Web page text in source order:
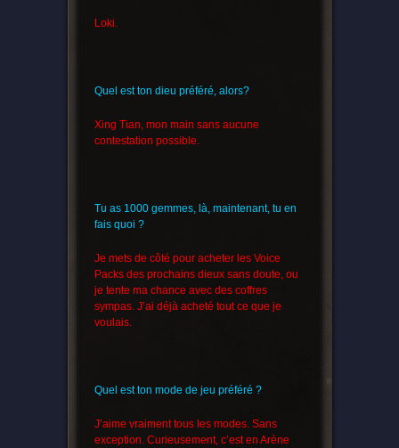
Loki.
Quel est ton dieu préféré, alors?
Xing Tian, mon main sans aucune
contestation possible.
Tu as 1000 gemmes, là, maintenant, tu en
fais quoi ?
Je mets de côté pour acheter les Voice
Packs des prochains dieux sans doute, ou
je tente ma chance avec des coffres
sympas. J’ai déjà acheté tout ce que je
voulais.
Quel est ton mode de jeu préféré ?
J’aime vraiment tous les modes. Sans
exception. Curieusement, c’est en Arène